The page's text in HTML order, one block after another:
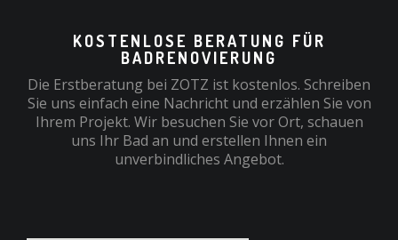
KOSTENLOSE BERATUNG FÜR
BADRENOVIERUNG
Die Erstberatung bei ZOTZ ist kostenlos. Schreiben
Sie uns einfach eine Nachricht und erzählen Sie von
Ihrem Projekt. Wir besuchen Sie vor Ort, schauen
uns Ihr Bad an und erstellen Ihnen ein
unverbindliches Angebot.